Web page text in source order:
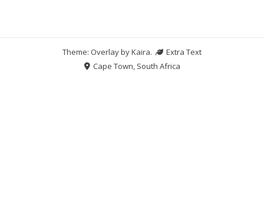
Theme: Overlay byKaira.
Extra Text
Cape Town, South Africa